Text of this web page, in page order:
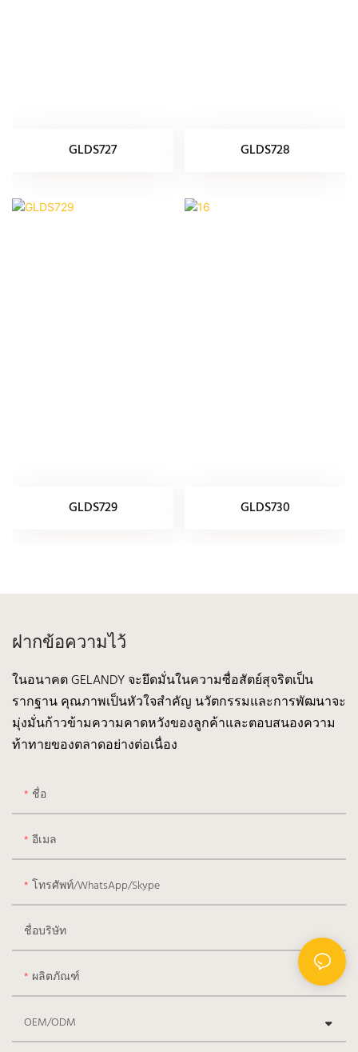
GLDS727 GLDS728
GLDS729 GLDS730
ฝากข้อความไว้
ในอนาคต GELANDY จะยึดมั่นในความซื่อสัตย์สุจริตเป็น
รากฐาน คุณภาพเป็นหัวใจสำคัญ นวัตกรรมและการพัฒนาจะ
มุ่งมั่นก้าวข้ามความคาดหวังของลูกค้าและตอบสนองความ
ท้าทายของตลาดอย่างต่อเนื่อง
ชื่อ
อีเมล
โทรศัพท์/WhatsApp/Skype
ชื่อบริษัท
ผลิตภัณฑ์
OEM/ODM